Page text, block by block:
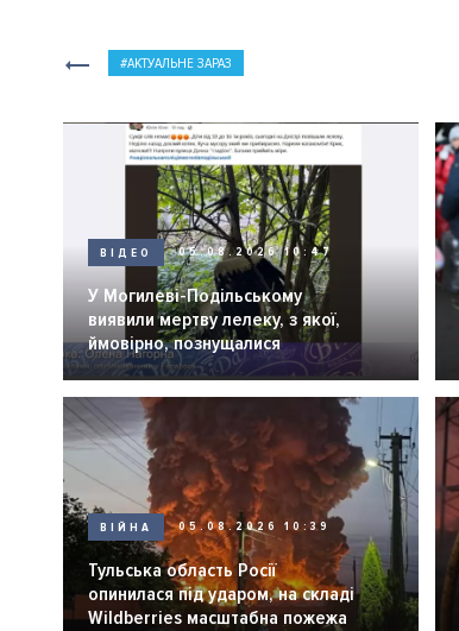
АКТУАЛЬНЕ ЗАРАЗ
ВІДЕО 05.08.2026 10:47
У Могилеві-Подільському
виявили мертву лелеку, з якої,
ймовірно, познущалися
ВІЙНА 05.08.2026 10:39
Тульська область Росії
опинилася під ударом, на складі
Wildberries масштабна пожежа